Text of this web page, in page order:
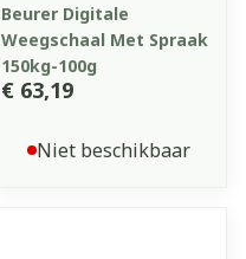
Beurer Digitale
Weegschaal Met Spraak
150kg-100g
€ 63,19
Niet beschikbaar